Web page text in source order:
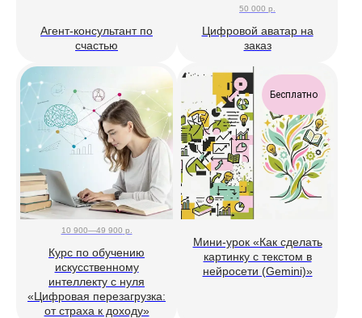
Агент-консультант по
счастью
50 000 р.
Цифровой аватар на
заказ
10 900—49 900 р.
Курс по обучению
искусственному
интеллекту с нуля
«Цифровая перезагрузка:
от страха к доходу»
Бесплатно
Мини-урок «Как сделать
картинку с текстом в
нейросети (Gemini)»